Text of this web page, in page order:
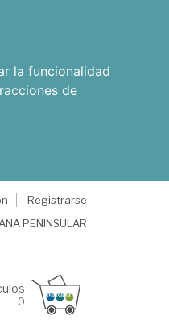
la funcionalidad
de
Registrarse
PENINSULAR
0